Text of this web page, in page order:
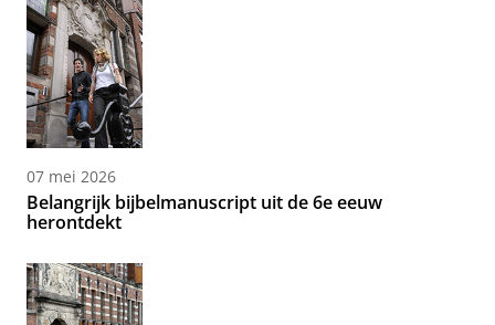
07 mei 2026
Belangrijk bijbelmanuscript uit de 6e eeuw
herontdekt